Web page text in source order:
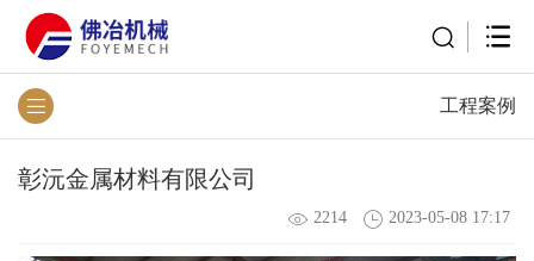
工程案例
彰沅金属材料有限公司
2214 2023-05-08 17:17